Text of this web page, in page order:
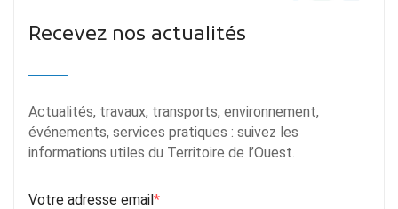
Recevez nos actualités
Actualités, travaux, transports, environnement,
événements, services pratiques : suivez les
informations utiles du Territoire de l’Ouest.
Votre adresse email